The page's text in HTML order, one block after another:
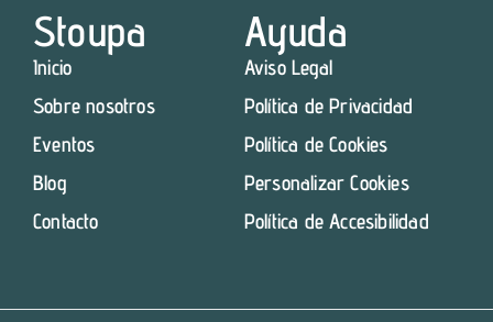
Stoupa
Inicio
Sobre nosotros
Eventos
Blog
Contacto
Ayuda
Aviso Legal
Política de Privacidad
Política de Cookies
Personalizar Cookies
Política de Accesibilidad